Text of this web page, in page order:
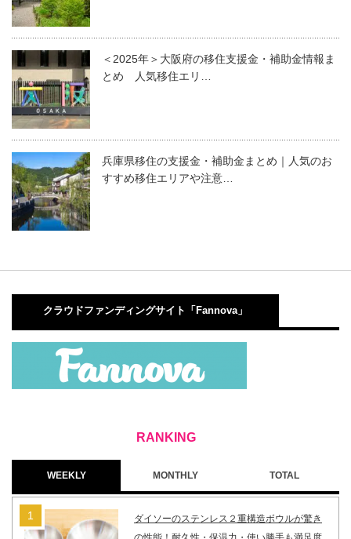
＜2025年＞大阪府の移住支援金・補助金情報ま
とめ 人気移住エリ…
兵庫県移住の支援金・補助金まとめ｜人気のお
すすめ移住エリアや注意…
クラウドファンディングサイト「Fannova」
WEEKLY MONTHLY TOTAL
ダイソーのステンレス２重構造ボウルが驚き